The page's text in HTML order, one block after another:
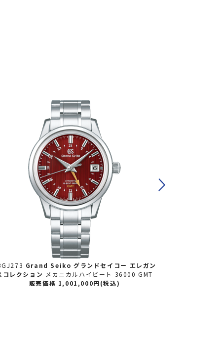
Grand Seiko グランドセイコー エレガン
コレクション メカニカルハイビート 36000 GMT
販売価格 1,001,000円(税込)